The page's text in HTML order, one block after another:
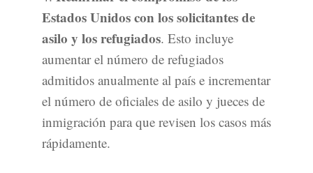
Estados Unidos con los solicitantes de
asilo y los refugiados. Esto incluye
aumentar el número de refugiados
admitidos anualmente al país e incrementar
el número de oficiales de asilo y jueces de
inmigración para que revisen los casos más
rápidamente.